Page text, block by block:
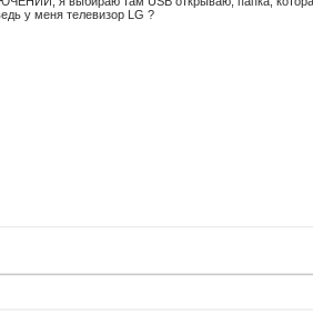
у меня телевизор LG ?